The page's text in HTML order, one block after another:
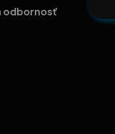
odbornosť